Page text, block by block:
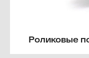
Роликовые